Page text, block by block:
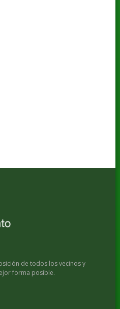
de todos los vecinos y
forma posible.